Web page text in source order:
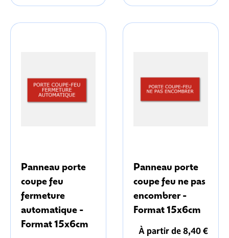
Panneau porte
coupe feu
fermeture
automatique -
Format 15x6cm
Panneau porte
coupe feu ne pas
encombrer -
Format 15x6cm
À partir de 8,40 €